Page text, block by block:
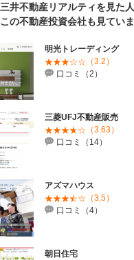
三井不動産リアルティを見た
この不動産投資会社も見てい
明光トレーディング
（3.2）
口コミ（2）
三菱UFJ不動産販売
（3.63）
口コミ（14）
アズマハウス
（3.5）
口コミ（4）
朝日住宅